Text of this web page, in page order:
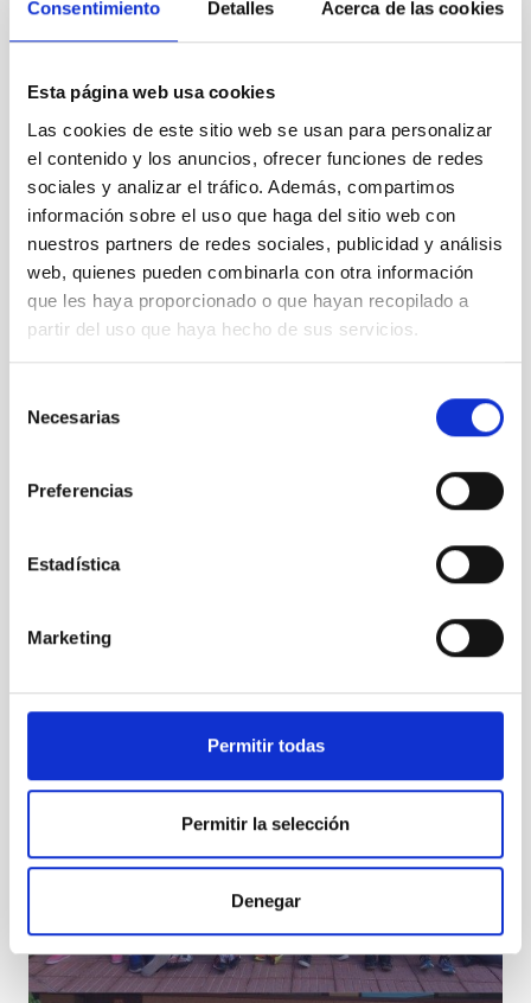
Consentimiento Detalles Acerca de las cookies
Esta página web usa cookies
Las cookies de este sitio web se usan para personalizar
el contenido y los anuncios, ofrecer funciones de redes
sociales y analizar el tráfico. Además, compartimos
información sobre el uso que haga del sitio web con
nuestros partners de redes sociales, publicidad y análisis
web, quienes pueden combinarla con otra información
que les haya proporcionado o que hayan recopilado a
partir del uso que haya hecho de sus servicios.
Necesarias
Preferencias
Estadística
Marketing
Permitir todas
Permitir la selección
Denegar
“Coffee Break: Señal y Ruido” cumple 100 emisiones
Detectado el polvo interestelar de una de las